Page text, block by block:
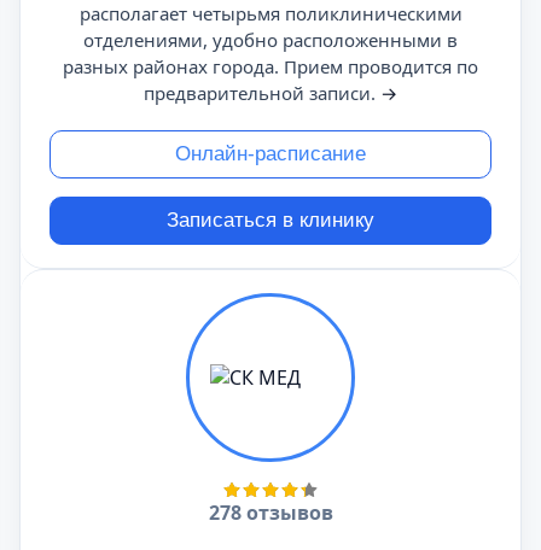
располагает четырьмя поликлиническими
отделениями, удобно расположенными в
разных районах города. Прием проводится по
предварительной записи. →
Онлайн-расписание
Записаться в клинику
278 отзывов